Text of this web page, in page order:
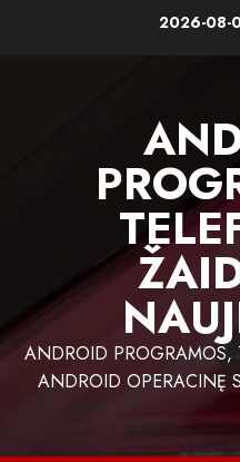
2026-08-
ANDROID
ANDROID OPERACINĘ